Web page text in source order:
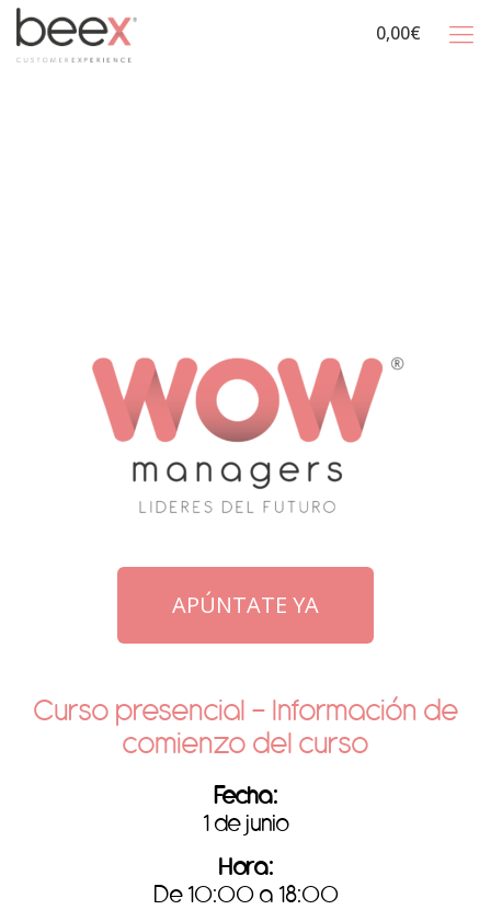
0,00€
APÚNTATE YA
Curso presencial - Información de
comienzo del curso
Fecha:
1 de junio
Hora:
De 10:00 a 18:00